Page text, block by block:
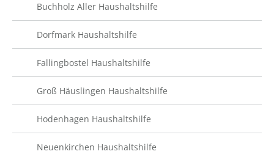
Buchholz Aller Haushaltshilfe
Dorfmark Haushaltshilfe
Fallingbostel Haushaltshilfe
Groß Häuslingen Haushaltshilfe
Hodenhagen Haushaltshilfe
Neuenkirchen Haushaltshilfe